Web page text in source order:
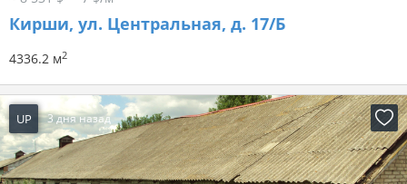
Кирши, ул. Центральная, д. 17/Б
4336.2 м2
UP 3 дня назад